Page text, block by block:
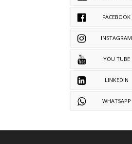
FACEBOOK
INSTAGRAM
YOU TUBE
LINKEDIN
WHATSAPP